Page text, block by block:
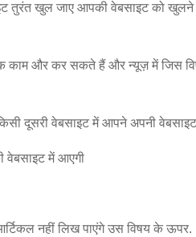
तुरंत खुल जाए आपकी वेबसाइट को
और कर सकते हैं और न्यूज़ में जिस
दूसरी वेबसाइट में आपने अपनी
वेबसाइट में आएगी
नहीं लिख पाएंगे उस विषय के ऊपर.